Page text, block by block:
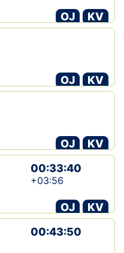
OJ
KV
OJ
KV
OJ
KV
00:33:40
+03:56
OJ
KV
00:43:50